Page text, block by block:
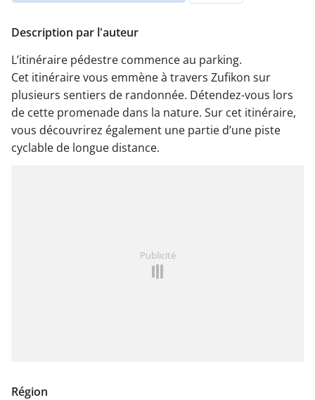
Description par l'auteur
L’itinéraire pédestre commence au parking.
Cet itinéraire vous emmène à travers Zufikon sur
plusieurs sentiers de randonnée. Détendez-vous lors
de cette promenade dans la nature. Sur cet itinéraire,
vous découvrirez également une partie d’une piste
cyclable de longue distance.
Publicité
Région